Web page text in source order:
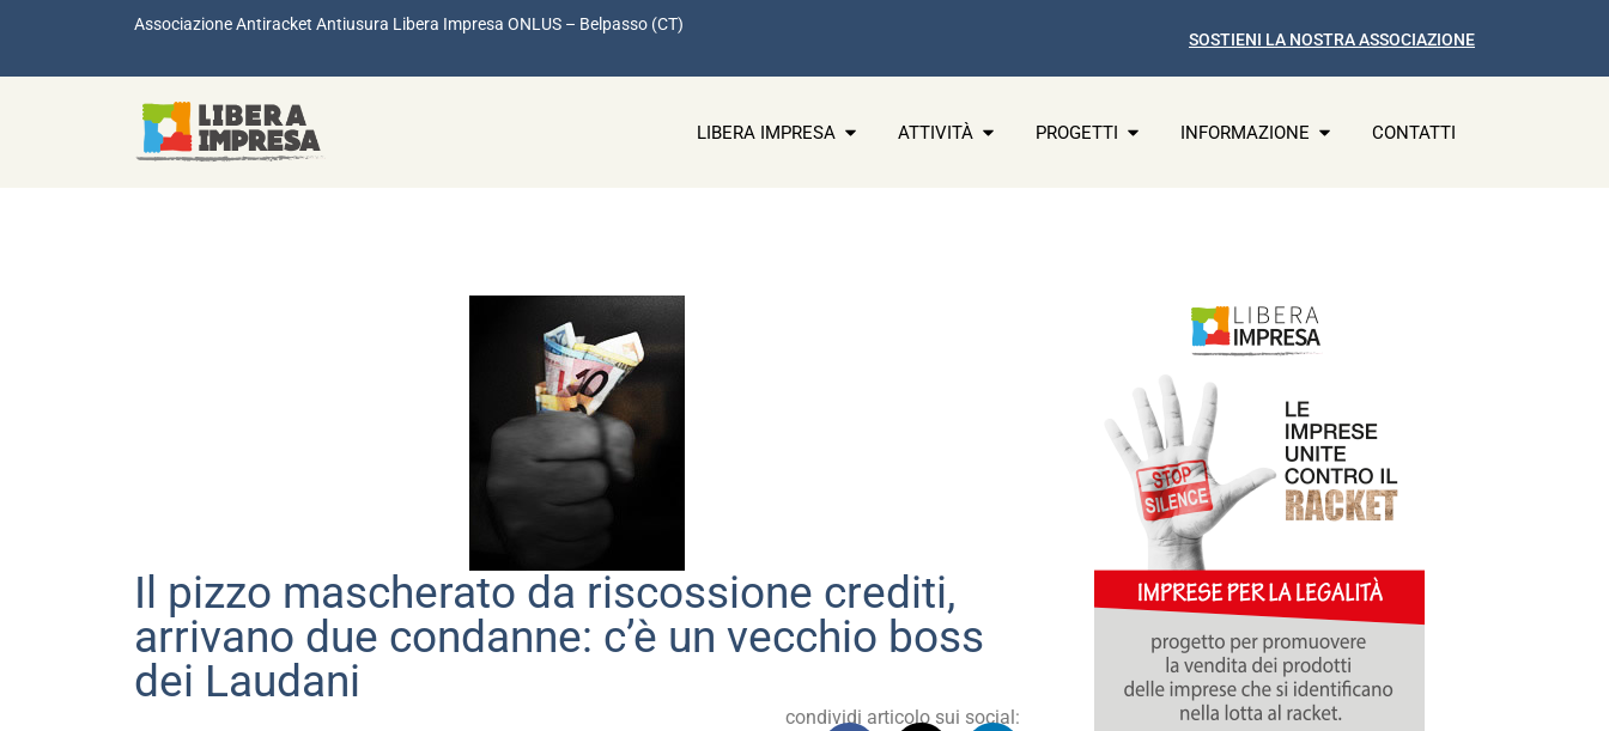
Associazione Antiracket Antiusura Libera Impresa ONLUS – Belpasso (CT)
SOSTIENI LA NOSTRA ASSOCIAZIONE
LIBERA IMPRESA ATTIVITÀ PROGETTI INFORMAZIONE CONTATTI
Il pizzo mascherato da riscossione crediti,
arrivano due condanne: c’è un vecchio boss
dei Laudani
condividi articolo sui social: